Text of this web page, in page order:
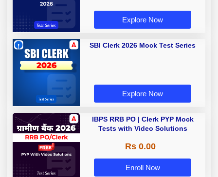
Explore Now
SBI Clerk 2026 Mock Test Series
Explore Now
IBPS RRB PO | Clerk PYP Mock
Tests with Video Solutions
Rs 0.00
Enroll Now